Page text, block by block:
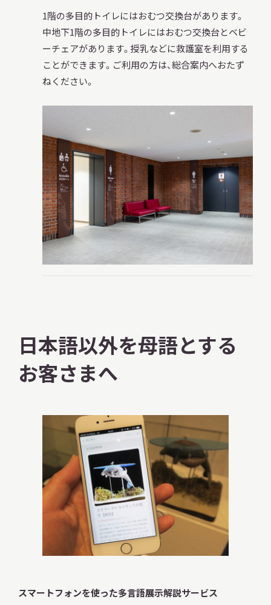
1階の多目的トイレにはおむつ交換台があります。
中地下1階の多目的トイレにはおむつ交換台とベビ
ーチェアがあります。授乳などに救護室を利用する
ことができます。ご利用の方は、総合案内へおたず
ねください。
日本語以外を母語とする
お客さまへ
スマートフォンを使った多言語展示解説サービス